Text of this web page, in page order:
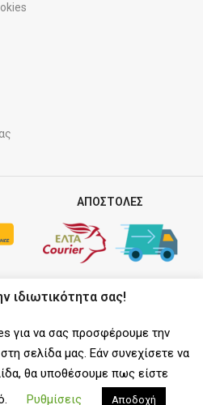
ΑΠΟΣΤΟΛΕΣ
MEDIA
ιδιωτικότητα σας!
για να σας προσφέρουμε την
σελίδα μας. Εάν συνεχίσετε να
θα υποθέσουμε πως είστε
Ρυθμίσεις Αποδοχή